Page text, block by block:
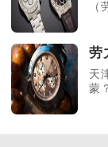
劳
天
蒙